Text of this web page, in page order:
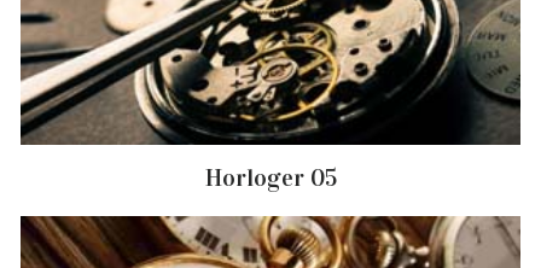
Horloger 05